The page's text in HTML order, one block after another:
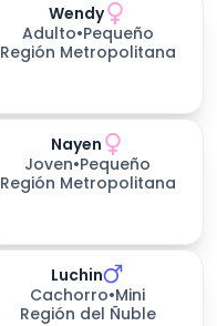
Wendy
Adulto•Pequeño
Región Metropolitana
Nayen
Joven•Pequeño
Región Metropolitana
días esperando
Luchin
Cachorro•Mini
Región del Ñuble